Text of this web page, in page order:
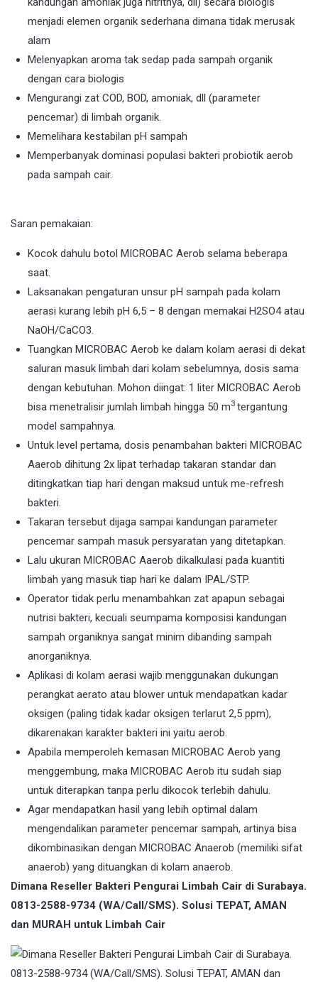
menjadi elemen organik sederhana dimana tidak merusak
alam
Melenyapkan aroma tak sedap pada sampah organik
dengan cara biologis
Mengurangi zat COD, BOD, amoniak, dll (parameter
pencemar) di limbah organik.
Memelihara kestabilan pH sampah
Memperbanyak dominasi populasi bakteri probiotik aerob
pada sampah cair.
Saran pemakaian:
Kocok dahulu botol MICROBAC Aerob selama beberapa
saat.
Laksanakan pengaturan unsur pH sampah pada kolam
aerasi kurang lebih pH 6,5 – 8 dengan memakai H2SO4 atau
NaOH/CaCO3.
Tuangkan MICROBAC Aerob ke dalam kolam aerasi di dekat
saluran masuk limbah dari kolam sebelumnya, dosis sama
dengan kebutuhan. Mohon diingat: 1 liter MICROBAC Aerob
bisa menetralisir jumlah limbah hingga 50 m3 tergantung
model sampahnya.
Untuk level pertama, dosis penambahan bakteri MICROBAC
Aaerob dihitung 2x lipat terhadap takaran standar dan
ditingkatkan tiap hari dengan maksud untuk me-refresh
bakteri.
Takaran tersebut dijaga sampai kandungan parameter
pencemar sampah masuk persyaratan yang ditetapkan.
Lalu ukuran MICROBAC Aaerob dikalkulasi pada kuantiti
limbah yang masuk tiap hari ke dalam IPAL/STP.
Operator tidak perlu menambahkan zat apapun sebagai
nutrisi bakteri, kecuali seumpama komposisi kandungan
sampah organiknya sangat minim dibanding sampah
anorganiknya.
Aplikasi di kolam aerasi wajib menggunakan dukungan
perangkat aerato atau blower untuk mendapatkan kadar
oksigen (paling tidak kadar oksigen terlarut 2,5 ppm),
dikarenakan karakter bakteri ini yaitu aerob.
Apabila memperoleh kemasan MICROBAC Aerob yang
menggembung, maka MICROBAC Aerob itu sudah siap
untuk diterapkan tanpa perlu dikocok terlebih dahulu.
Agar mendapatkan hasil yang lebih optimal dalam
mengendalikan parameter pencemar sampah, artinya bisa
dikombinasikan dengan MICROBAC Anaerob (memiliki sifat
anaerob) yang dituangkan di kolam anaerob.
Dimana Reseller Bakteri Pengurai Limbah Cair di Surabaya.
0813-2588-9734 (WA/Call/SMS). Solusi TEPAT, AMAN
dan MURAH untuk Limbah Cair